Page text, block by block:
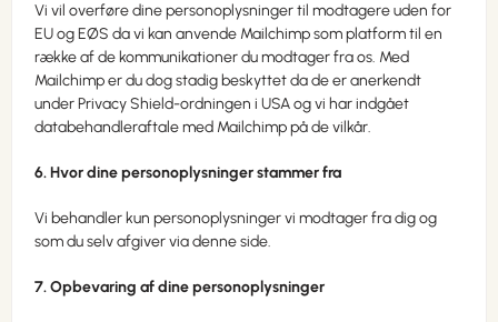
Vi vil overføre dine personoplysninger til modtagere uden for
EU og EØS da vi kan anvende Mailchimp som platform til en
række af de kommunikationer du modtager fra os. Med
Mailchimp er du dog stadig beskyttet da de er anerkendt
under Privacy Shield-ordningen i USA og vi har indgået
databehandleraftale med Mailchimp på de vilkår.
6. Hvor dine personoplysninger stammer fra
Vi behandler kun personoplysninger vi modtager fra dig og
som du selv afgiver via denne side.
7. Opbevaring af dine personoplysninger